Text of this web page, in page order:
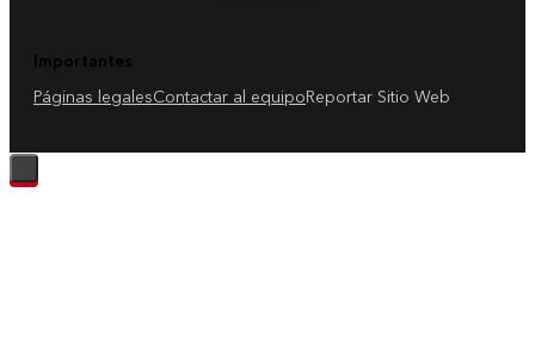
Importantes
Páginas legalesContactar al equipo Reportar Sitio Web